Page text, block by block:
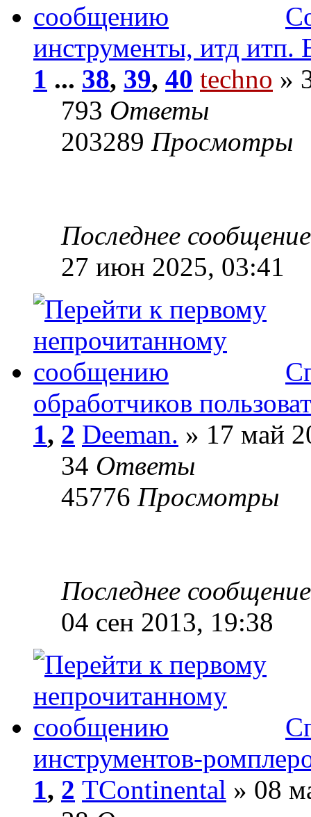
инструменты, итд итп.
1 ... 38, 39, 40 techno »
793 Ответы
203289 Просмотры
Последнее
27 июн 2025, 03:41
обработчиков
1, 2 Deeman. » 17 май
34 Ответы
45776 Просмотры
Последнее
04 сен 2013, 19:38
инструментов-
1, 2 TContinental » 08